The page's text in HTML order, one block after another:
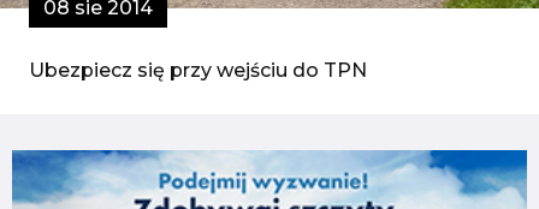
08 sie 2014
Ubezpiecz się przy wejściu do TPN